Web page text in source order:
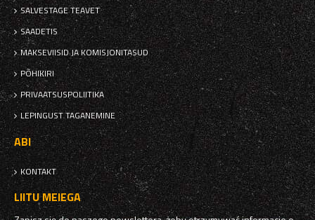
SALVESTAGE TEAVET
SAADETIS
MAKSEVIISID JA KOMISJONITASUD
PÕHIKIRI
PRIVAATSUSPOLIITIKA
LEPINGUST TAGANEMINE
ABI
KONTAKT
LIITU MEIEGA